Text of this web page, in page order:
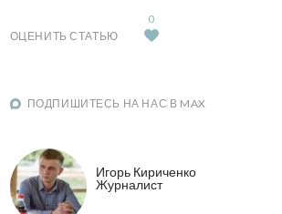
ОЦЕНИТЬ СТАТЬЮ
0
ПОДПИШИТЕСЬ НА НАС В MAX
Игорь Кириченко
Журналист